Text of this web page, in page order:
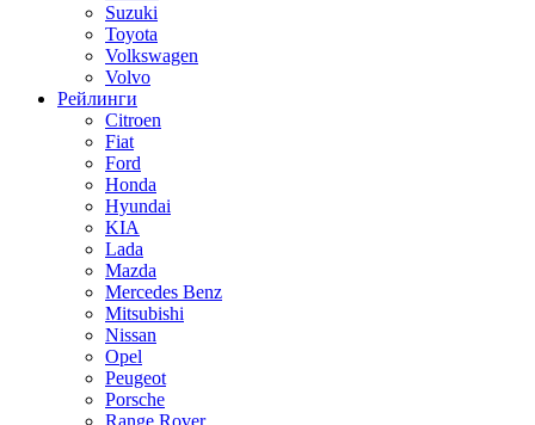
Suzuki
Toyota
Volkswagen
Volvo
Рейлинги
Citroen
Fiat
Ford
Honda
Hyundai
KIA
Lada
Mazda
Mercedes Benz
Mitsubishi
Nissan
Opel
Peugeot
Porsche
Range Rover